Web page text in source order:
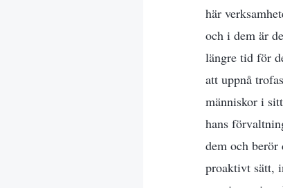
här
och i dem är
längre tid för
att uppnå
människor i
hans
dem och berör
proaktivt sätt,